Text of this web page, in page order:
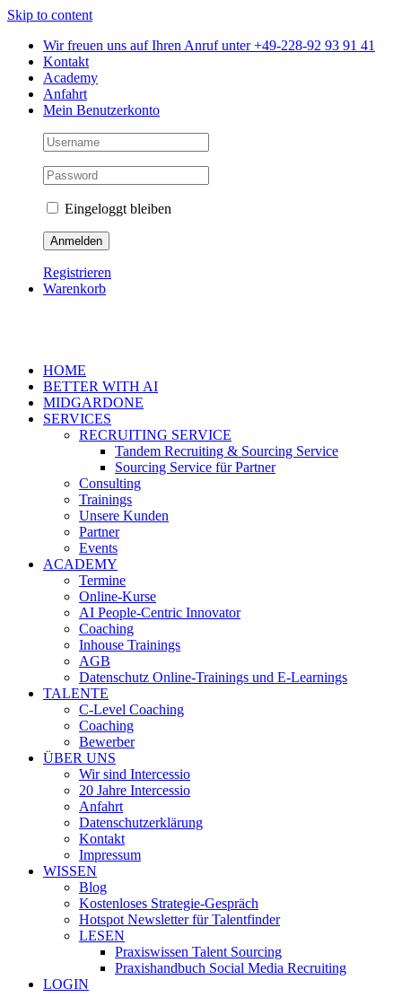
Skip to content
Wir freuen uns auf Ihren Anruf unter +49-228-92 93 91 41
Kontakt
Academy
Anfahrt
Mein Benutzerkonto
Eingeloggt bleiben
Registrieren
Warenkorb
HOME
BETTER WITH AI
MIDGARDONE
SERVICES
RECRUITING SERVICE
Tandem Recruiting & Sourcing Service
Sourcing Service für Partner
Consulting
Trainings
Unsere Kunden
Partner
Events
ACADEMY
Termine
Online-Kurse
AI People-Centric Innovator
Coaching
Inhouse Trainings
AGB
Datenschutz Online-Trainings und E-Learnings
TALENTE
C-Level Coaching
Coaching
Bewerber
ÜBER UNS
Wir sind Intercessio
20 Jahre Intercessio
Anfahrt
Datenschutzerklärung
Kontakt
Impressum
WISSEN
Blog
Kostenloses Strategie-Gespräch
Hotspot Newsletter für Talentfinder
LESEN
Praxiswissen Talent Sourcing
Praxishandbuch Social Media Recruiting
LOGIN